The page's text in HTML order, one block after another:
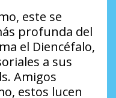
este se
profunda del
el Diencéfalo,
a sus
Amigos
estos lucen